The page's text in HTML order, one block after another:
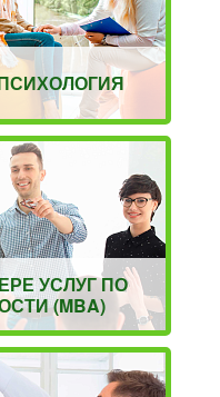
УСЛУГ ПО
(MBA)